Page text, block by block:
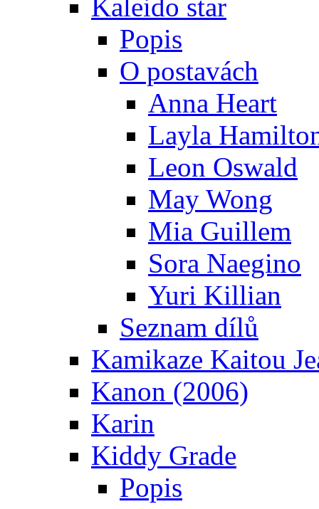
Kaleido star
Popis
O postavách
Anna Heart
Layla
Leon Oswald
May Wong
Mia Guillem
Sora Naegino
Yuri Killian
Seznam dílů
Kamikaze Kaitou
Kanon (2006)
Karin
Kiddy Grade
Popis